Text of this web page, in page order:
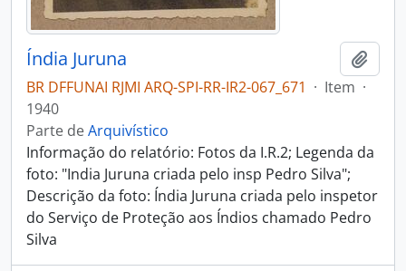
Índia Juruna
BR DFFUNAI RJMI ARQ-SPI-RR-IR2-067_671 · Item ·
1940
Parte deArquivístico
Informação do relatório: Fotos da I.R.2; Legenda da
foto: "India Juruna criada pelo insp Pedro Silva";
Descrição da foto: Índia Juruna criada pelo inspetor
do Serviço de Proteção aos Índios chamado Pedro
Silva